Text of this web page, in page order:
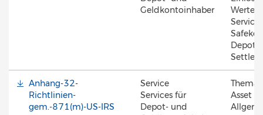
Geldkontoinhaber
Werte,
Anhang-32-
Richtlinien-
gem.-871(m)-US-IRS
Service
Services für
Depot- und
Thema
Asset